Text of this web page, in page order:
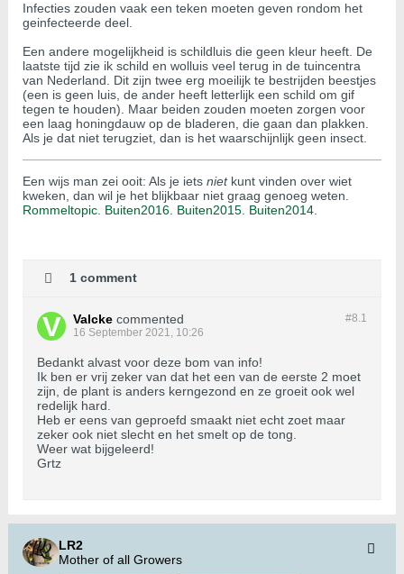
Infecties zouden vaak een teken moeten geven rondom het
geinfecteerde deel.
Een andere mogelijkheid is schildluis die geen kleur heeft. De
laatste tijd zie ik schild en wolluis veel terug in de tuincentra
van Nederland. Dit zijn twee erg moeilijk te bestrijden beestjes
(een is geen luis, de ander heeft letterlijk een schild om gif
tegen te houden). Maar beiden zouden moeten zorgen voor
een laag honingdauw op de bladeren, die gaan dan plakken.
Als je dat niet terugziet, dan is het waarschijnlijk geen insect.
Een wijs man zei ooit: Als je iets nietkunt vinden over wiet
kweken, dan wil je het blijkbaar niet graag genoeg weten.
Rommeltopic. Buiten2016. Buiten2015 Buiten2014
1 comment
#8.1
Valcke commented
16 September 2021, 10:26
Bedankt alvast voor deze bom van info!
Ik ben er vrij zeker van dat het een van de eerste 2 moet
zijn, de plant is anders kerngezond en ze groeit ook wel
redelijk hard.
Heb er eens van geproefd smaakt niet echt zoet maar
zeker ook niet slecht en het smelt op de tong.
Weer wat bijgeleerd!
Grtz
LR2
Mother of all Growers